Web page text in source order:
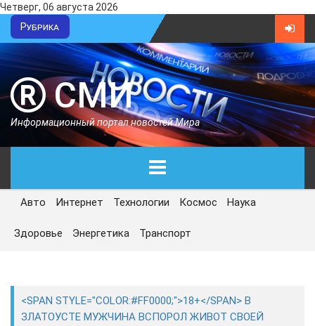
Четверг, 06 августа 2026
Рубрика
СМИ
Информационный портал новостей Мира
ГЛАВНАЯ
СЕГОДНЯ
ЭКОНОМИКА
Авто Интернет Технологии Космос Наука
Здоровье Энергетика Транспорт
<SPAN STYLE="COLOR:#FF0000;">18+</SPAN> В
ЗЛАТОУСТЕ МУЖЧИНА ВСПОРОЛ ЖИВОТ СВОЕЙ